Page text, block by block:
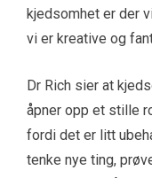
kjedsomhet er der
vi er kreative og
Dr Rich sier at
åpner opp et stille
fordi det er litt
tenke nye ting,